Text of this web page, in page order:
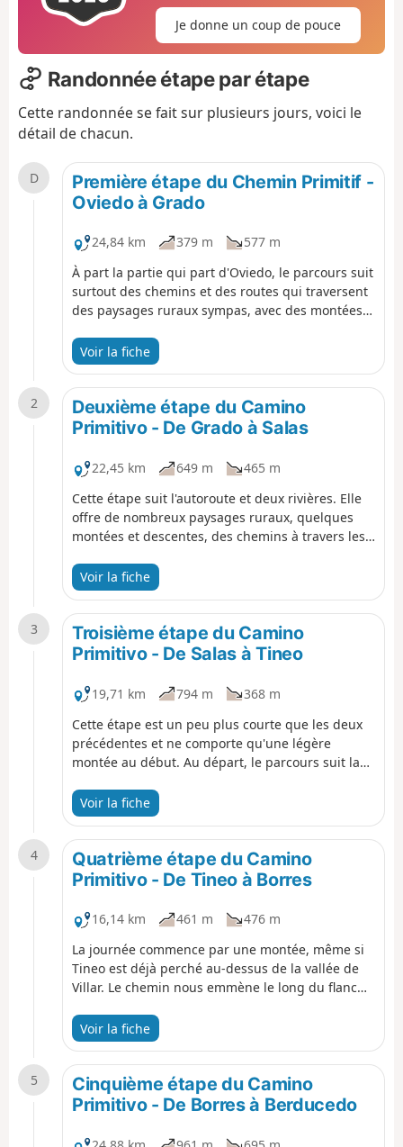
Je donne un coup de pouce
Randonnée étape par étape
Cette randonnée se fait sur plusieurs jours, voici le
détail de chacun.
D
Première étape du Chemin Primitif -
Oviedo à Grado
24,84 km 379 m
577 m
À part la partie qui part d'Oviedo, le parcours suit
surtout des chemins et des routes qui traversent
des paysages ruraux sympas, avec des montées
les bois, les prairies et les petits villages.
Voir la fiche
2
Deuxième étape du Camino
Primitivo - De Grado à Salas
22,45 km 649 m
465 m
Cette étape suit l'autoroute et deux rivières. Elle
offre de nombreux paysages ruraux, quelques
montées et descentes, des chemins à travers les
de nombreux hórreos.
Voir la fiche
3
Troisième étape du Camino
Primitivo - De Salas à Tineo
19,71 km 794 m
368 m
Cette étape est un peu plus courte que les deux
précédentes et ne comporte qu'une légère
montée au début. Au départ, le parcours suit la
Après avoir traversé la rivière Casandrasín, notre
chemin nous emmène le long de la vallée avec la
Sierra de Tineo sur notre droite. Il y a beaucoup à
voir et quelques villages à explorer, espérons
juste qu'il ne pleuve pas.
Voir la fiche
4
Quatrième étape du Camino
Primitivo - De Tineo à Borres
16,14 km 461 m
476 m
La journée commence par une montée, même si
Tineo est déjà perché au-dessus de la vallée de
Villar. Le chemin nous emmène le long du flanc
de la vallée et de la route en contrebas, avant de
redescendre vers Obona, puis de se poursuivre
par une promenade assez plate jusqu'à Borres.
Voir la fiche
5
Cinquième étape du Camino
Primitivo - De Borres à Berducedo